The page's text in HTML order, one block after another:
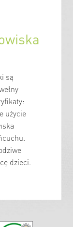
są
użycie
dzieci.